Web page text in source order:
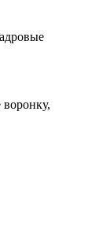
воронку,